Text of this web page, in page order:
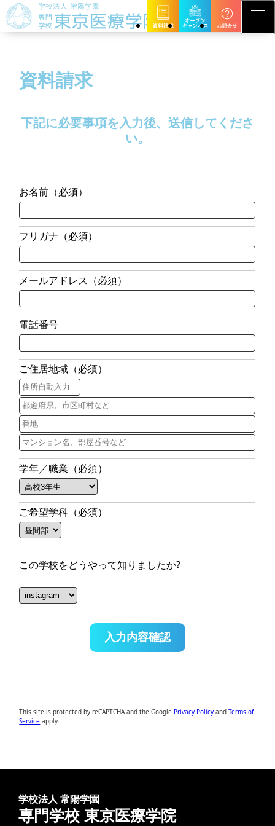
資料請求
下記に必要事項を入力後、送信してくださ
い。
お名前（必須）
フリガナ（必須）
メールアドレス（必須）
電話番号
ご住居地域（必須）
学年／職業（必須）
ご希望学科（必須）
この学校をどうやって知りましたか?
This site is protected by reCAPTCHA and the Google Privacy Policy andTerms of
Service apply.
学校法人 常陽学園
専門学校 東京医療学院